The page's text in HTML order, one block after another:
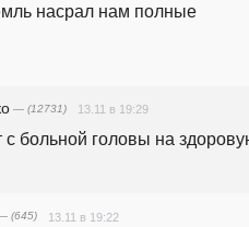
насрал нам полные
— (12731) 13.11 в 19:29
больной головы на
(645) 13.11 в 19:22